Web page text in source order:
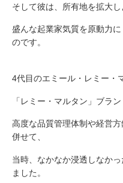
そして彼は、所有地を拡大し
盛んな起業家気質を原動力
のです。
4代目のエミール・レミー・
「レミー・マルタン」ブラ
高度な品質管理体制や経営
併せて、
当時、なかなか浸透しなか
ました。